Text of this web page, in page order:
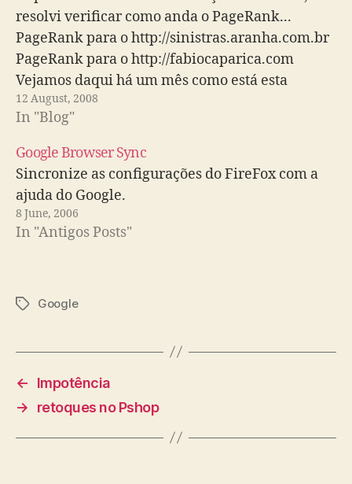
resolvi verificar como anda o PageRank...
PageRank para o http://sinistras.aranha.com.br
PageRank para o http://fabiocaparica.com
Vejamos daqui há um mês como está esta
viagem de puro narcisismo que é saber a
quantas anda o pagerank.
12 August, 2008
In "Blog"
Google Browser Sync
Sincronize as configurações do FireFox com a
ajuda do Google.
8 June, 2006
In "Antigos Posts"
TagsGoogle
←
Impotência
→
retoques no Pshop